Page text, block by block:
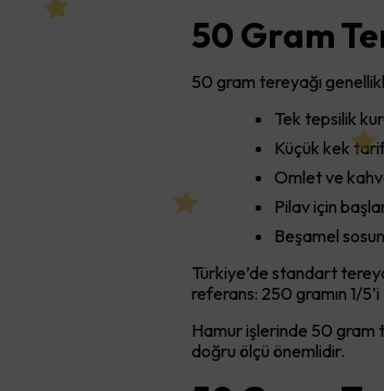
50 Gram
50 gram tereyağı
Tek tepsilik
Küçük kek
Omlet ve
Pilav için
Beşamel
Türkiye’de standart
referans: 250 gramın 1/
Hamur işlerinde 50 gram
doğru ölçü önemlidir.